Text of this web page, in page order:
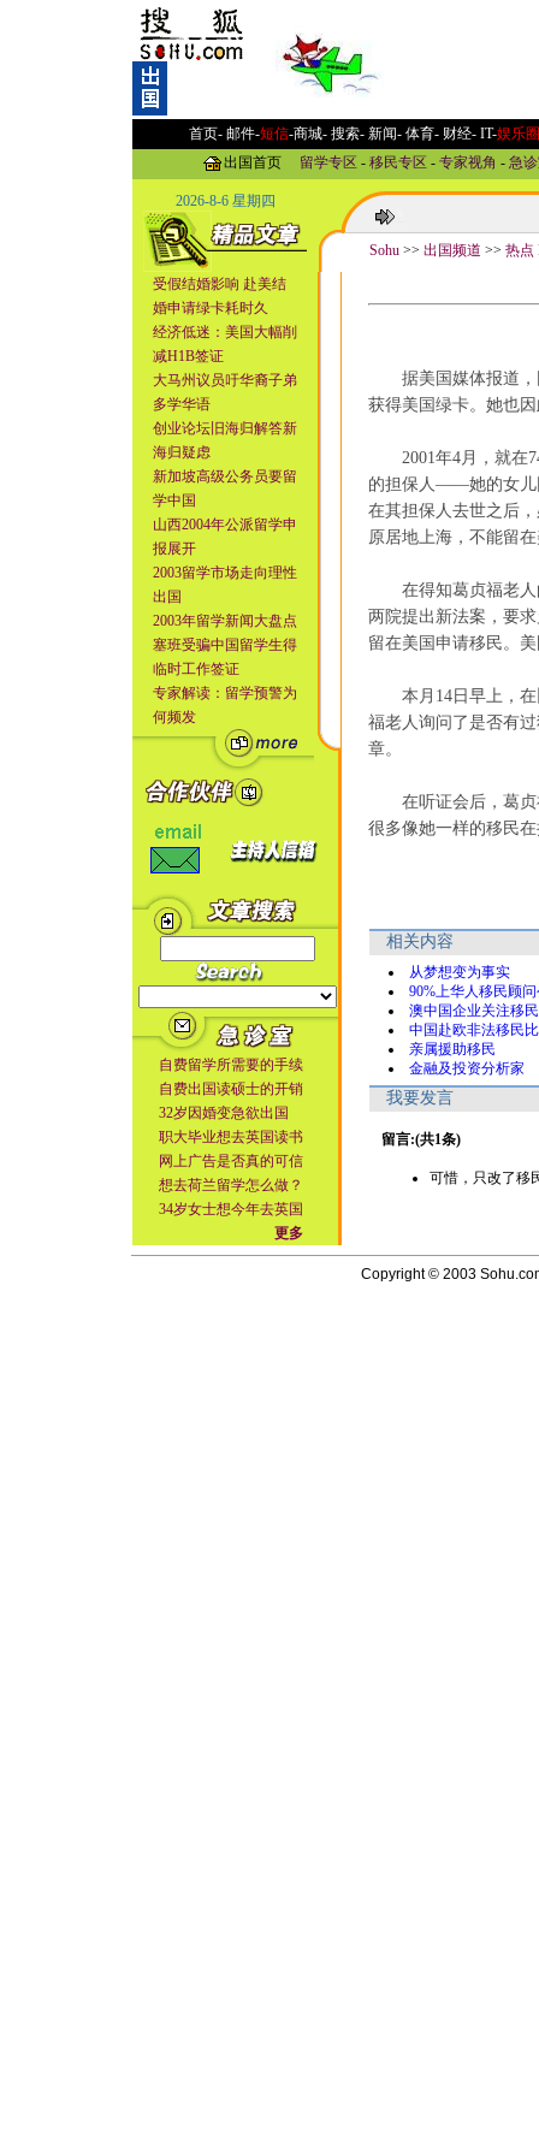
首页- 邮件-短信-商城- 搜索-新闻- 体育-财经- IT-娱乐圈
出国首页
留学专区- 移民专区- 专家视角 - 急
2026-8-6 星期四
受假结婚影响 赴美结
婚申请绿卡耗时久
经济低迷：美国大幅削
减H1B签证
大马州议员吁华裔子弟
多学华语
创业论坛旧海归解答新
海归疑虑
新加坡高级公务员要留
学中国
山西2004年公派留学申
报展开
2003留学市场走向理性
出国
2003年留学新闻大盘点
塞班受骗中国留学生得
临时工作签证
专家解读：留学预警为
何频发
自费留学所需要的手续
自费出国读硕士的开销
32岁因婚变急欲出国
职大毕业想去英国读书
网上广告是否真的可信
想去荷兰留学怎么做？
34岁女士想今年去英国
更多
Sohu >> 出国频道 >> 热点
据美国媒体报道，
获得美国绿卡。她也
2001年4月，就在74
的担保人——她的女儿
在其担保人去世之后
原居地上海，不能留
在得知葛贞福老人
两院提出新法案，要
留在美国申请移民。
本月14日早上，在
福老人询问了是否有
章。
在听证会后，葛贞
很多像她一样的移民
相关内容
从梦想变为事实
90%上华人移民顾
澳中国企业关注移
中国赴欧非法移民
亲属援助移民
金融及投资分析家
我要发言
留言:(共1条)
可惜，只改了移
Copyright © 2003